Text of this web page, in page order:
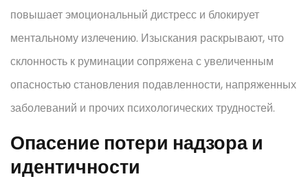
повышает эмоциональный дистресс и блокирует
ментальному излечению. Изыскания раскрывают, что
склонность к руминации сопряжена с увеличенным
опасностью становления подавленности, напряженных
заболеваний и прочих психологических трудностей.
Опасение потери надзора и
идентичности